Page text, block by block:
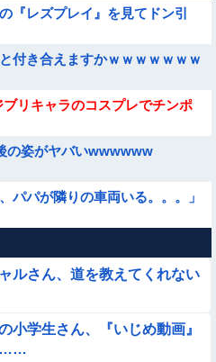
『レズプレイ』を見てドン引
付き合えますかｗｗｗｗｗｗｗ
ブリキャラのコスプレでチンポ
の姿がヤバいwwwwww
パパが隣りの車両いる。。。」
・・・60㎝だよ！」
チヱチ限界点を超えてしまう
ん、金平糖みたいでカワイイｗ
ルさん、道を教えてくれない
小学生さん、『いじめ動画』
……